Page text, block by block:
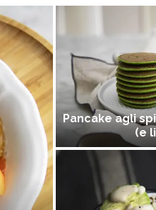
Pancake agli
(e